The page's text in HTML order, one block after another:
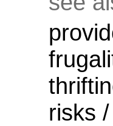
risks